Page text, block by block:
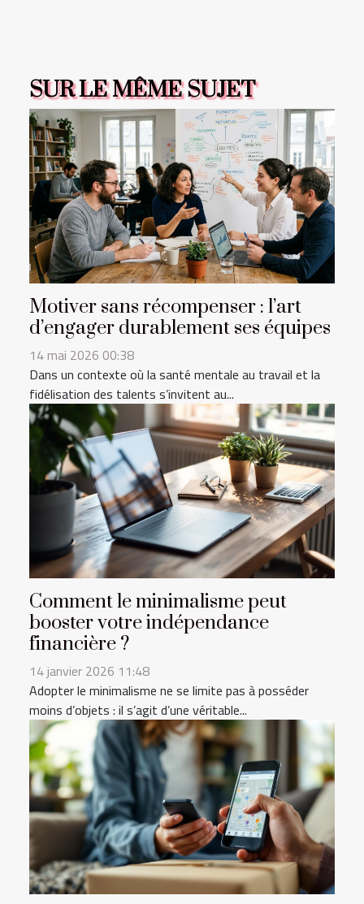
SUR LE MÊME SUJET
Motiver sans récompenser : l’art
d’engager durablement ses équipes
14 mai 2026 00:38
Dans un contexte où la santé mentale au travail et la
fidélisation des talents s’invitent au...
Comment le minimalisme peut
booster votre indépendance
financière ?
14 janvier 2026 11:48
Adopter le minimalisme ne se limite pas à posséder
moins d’objets : il s’agit d’une véritable...